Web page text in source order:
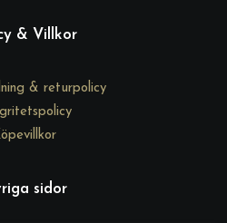
& Villkor
& returpolicy
sidor